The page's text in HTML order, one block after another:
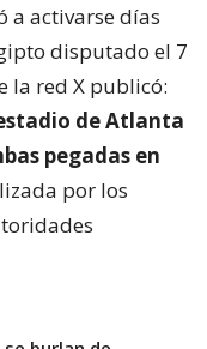
a activarse días
disputado el 7
la red X publicó:
de Atlanta
pegadas en
por los